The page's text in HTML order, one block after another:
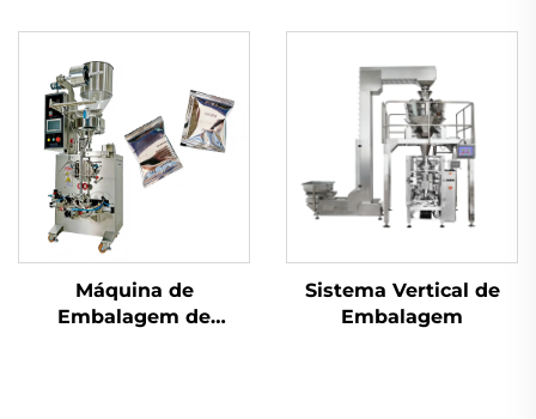
Máquina de
Embalagem de
Sistema Vertical de
Embalagem